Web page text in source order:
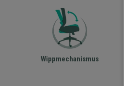
Wippmechanismus